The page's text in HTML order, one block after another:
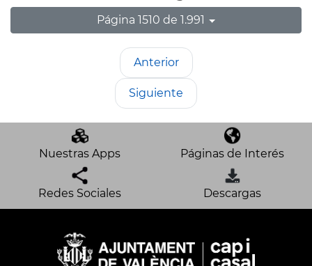
Página 1510 de 1.991
Anterior
Siguiente
Nuestras Apps Páginas de Interés
Redes Sociales Descargas